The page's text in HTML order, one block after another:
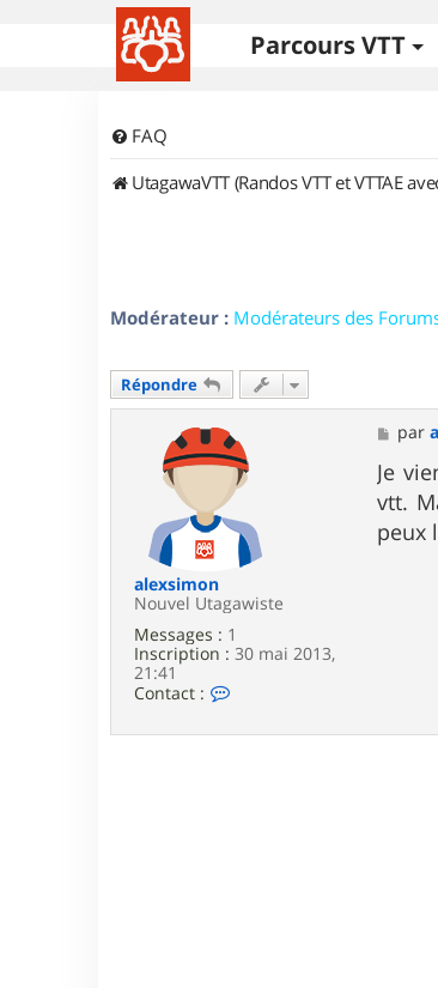
Parcours VTT
FAQ
UtagawaVTT (Randos VTT et VTTAE
Modérateur : Modérateurs des
Répondre
alexsimon
Nouvel Utagawiste
Messages : 1
Inscription : 30 mai 2013,
21:41
Contact :
M
e
s
s
a
g
e
par
Je
vtt.
peux